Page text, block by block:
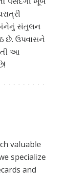
બંનેનું સંતુલન
છે. ઉપવાસને
આ
valuable
specialize
and